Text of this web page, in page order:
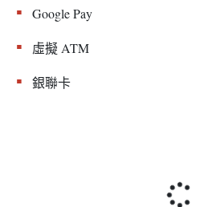
▪︎ Google Pay
▪︎ 虛擬 ATM
▪︎ 銀聯卡